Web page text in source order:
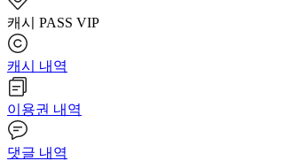
캐시 PASS VIP
캐시 내역
이용권 내역
댓글 내역